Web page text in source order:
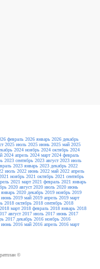
/
февраль 2026 январь 2026 декабрь
2025 июль 2025 июнь 2025 май 2025
2024 ноябрь 2024 октябрь 2024
2024 апрель 2024 март 2024 февраль
2023 сентябрь 2023 август 2023 июль
2023 январь 2023 декабрь 2022
июль 2022 июнь 2022 май 2022 апрель
ноябрь 2021 октябрь 2021 сентябрь
2021 март 2021 февраль 2021 январь
2020 август 2020 июль 2020 июнь
январь 2020 декабрь 2019 ноябрь 2019
июнь 2019 май 2019 апрель 2019 март
2018 октябрь 2018 сентябрь 2018
март 2018 февраль 2018 январь 2018
август 2017 июль 2017 июнь 2017
2017 декабрь 2016 ноябрь 2016
июнь 2016 май 2016 апрель 2016 март
©